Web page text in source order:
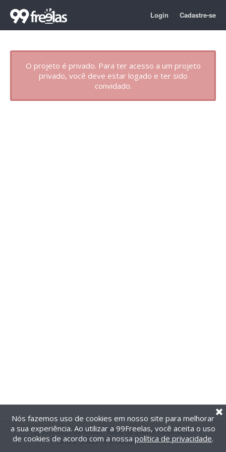
Login Cadastre-se
O projeto é privado. Para ter acesso a um projeto
privado, você deve estar logado e ter sido
convidado.
@2014-2026 99Freelas. Todos os direitos reservados.
Termos de uso| Política de privacidade
Nós fazemos uso de cookies em nosso site para melhorar
a sua experiência. Ao utilizar a 99Freelas, você aceita o uso
de cookies de acordo com a nossa política de privacidade.